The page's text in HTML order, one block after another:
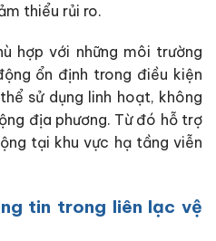
thiểu rủi ro.
hợp với những môi trường
ổn định trong điều kiện
sử dụng linh hoạt, không
địa phương. Từ đó hỗ trợ
tại khu vực hạ tầng viễn
tin trong liên lạc vệ